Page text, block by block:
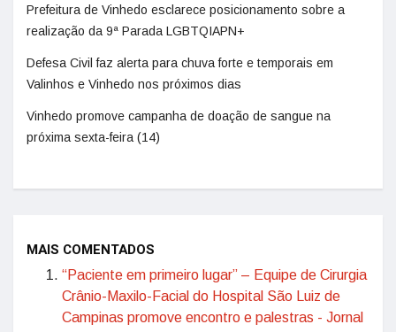
Prefeitura de Vinhedo esclarece posicionamento sobre a
realização da 9ª Parada LGBTQIAPN+
Defesa Civil faz alerta para chuva forte e temporais em
Valinhos e Vinhedo nos próximos dias
Vinhedo promove campanha de doação de sangue na
próxima sexta-feira (14)
MAIS COMENTADOS
“Paciente em primeiro lugar” – Equipe de Cirurgia
Crânio-Maxilo-Facial do Hospital São Luiz de
Campinas promove encontro e palestras - Jornal